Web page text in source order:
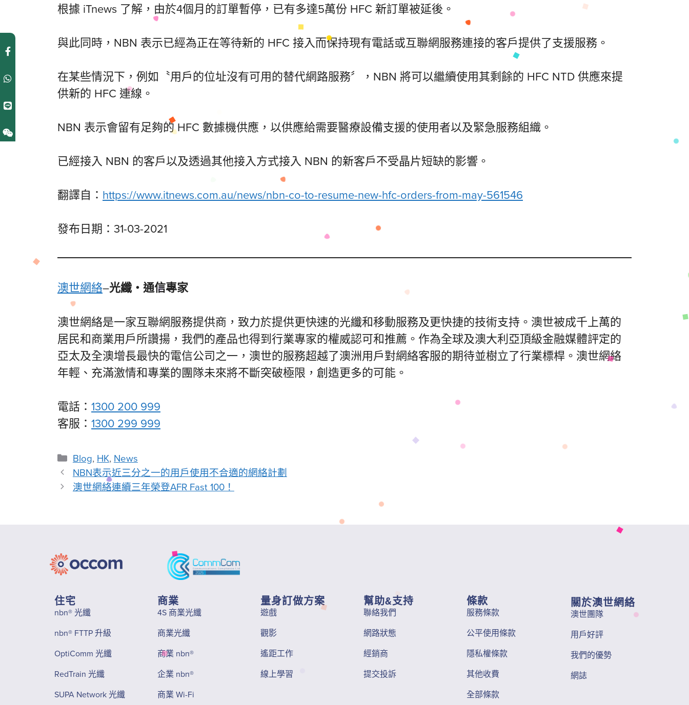
根據 iTnews 了解，由於4個月的訂單暫停，已有多達5萬份 HFC 新訂單被延後。
與此同時，NBN 表示已經為正在等待新的 HFC 接入而保持現有電話或互聯網服務連接的客戶提供了支援服務。
在某些情況下，例如〝用戶的位址沒有可用的替代網路服務〞，NBN 將可以繼續使用其剩餘的 HFC NTD 供應來提
供新的 HFC 連線。
NBN 表示會留有足夠的 HFC 數據機供應，以供應給需要醫療設備支援的使用者以及緊急服務組織。
已經接入 NBN 的客戶以及透過其他接入方式接入 NBN 的新客戶不受晶片短缺的影響。
翻譯自： https://www.itnews.com.au/news/nbn-co-to-resume-new-hfc-orders-from-may-561546
發布日期：31-03-2021
澳世網絡–光纖・通信專家
澳世網絡是一家互聯網服務提供商，致力於提供更快速的光纖和移動服務及更快捷的技術支持。澳世被成千上萬的
居民和商業用戶所讚揚，我們的產品也得到行業專家的權威認可和推薦。作為全球及澳大利亞頂級金融媒體評定的
亞太及全澳增長最快的電信公司之一，澳世的服務超越了澳洲用戶對網絡客服的期待並樹立了行業標桿。澳世網絡
年輕、充滿激情和專業的團隊未來將不斷突破極限，創造更多的可能。
電話： 1300 200 999
客服： 1300 299 999
Blog, HK, News
NBN表示近三分之一的用戶使用不合適的網絡計劃
澳世網絡連續三年榮登AFR Fast 100！
住宅
nbn® 光纖
nbn® FTTP 升級
OptiComm 光纖
RedTrain 光纖
SUPA Network 光纖
商業
4S 商業光纖
商業光纖
商業 nbn®
企業 nbn®
商業 Wi-Fi
量身訂做方案
遊戲
觀影
遙距工作
線上學習
幫助&支持
聯絡我們
網路狀態
經銷商
提交投訴
條款
服務條款
公平使用條款
隱私權條款
其他收費
全部條款
關於澳世網絡
澳世團隊
用戶好評
我們的優勢
網誌